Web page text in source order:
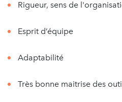
Rigueur, sens de
Esprit d’équipe
Adaptabilité
Très bonne maitrise des